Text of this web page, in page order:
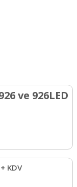
ve 926LED
KDV